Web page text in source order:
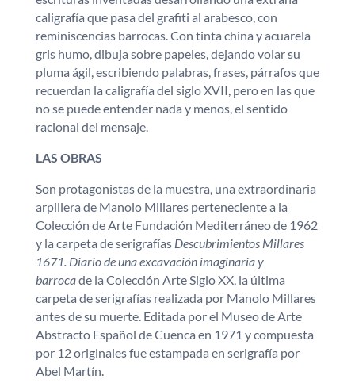
caligrafía que pasa del grafiti al arabesco, con
reminiscencias barrocas. Con tinta china y acuarela
gris humo, dibuja sobre papeles, dejando volar su
pluma ágil, escribiendo palabras, frases, párrafos que
recuerdan la caligrafía del siglo XVII, pero en las que
no se puede entender nada y menos, el sentido
racional del mensaje.
LAS OBRAS
Son protagonistas de la muestra, una extraordinaria
arpillera de Manolo Millares perteneciente a la
Colección de Arte Fundación Mediterráneo de 1962
y la carpeta de serigrafías Descubrimientos Millares
1671. Diario de una excavación imaginaria y
barrocade la Colección Arte Siglo XX, la última
carpeta de serigrafías realizada por Manolo Millares
antes de su muerte. Editada por el Museo de Arte
Abstracto Español de Cuenca en 1971 y compuesta
por 12 originales fue estampada en serigrafía por
Abel Martín.